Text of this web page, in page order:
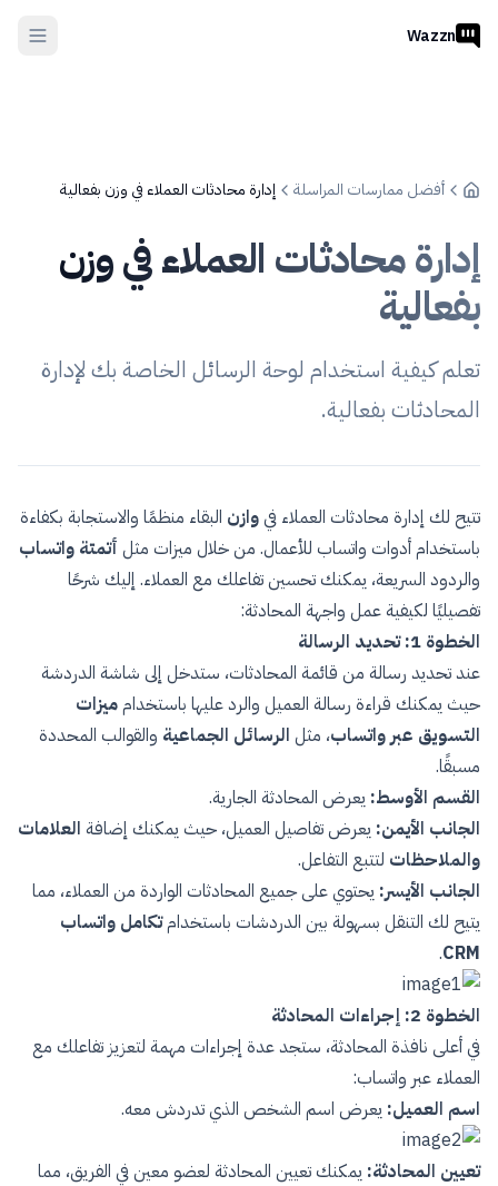
Wazzn
أفضل ممارسات المراسلة إدارة محادثات العملاء في وزن بفعالية
إدارة محادثات العملاء في وزن
بفعالية
تعلم كيفية استخدام لوحة الرسائل الخاصة بك لإدارة
المحادثات بفعالية.
تتيح لك إدارة محادثات العملاء فيوازن البقاء منظمًا والاستجابة بكفاءة
باستخدام أدوات واتساب للأعمال. من خلال ميزات مثل أتمتة واتساب
والردود السريعة، يمكنك تحسين تفاعلك مع العملاء. إليك شرحًا
تفصيليًا لكيفية عمل واجهة المحادثة:
الخطوة 1: تحديد الرسالة
عند تحديد رسالة من قائمة المحادثات، ستدخل إلى شاشة الدردشة
حيث يمكنك قراءة رسالة العميل والرد عليها باستخدامميزات
التسويق عبر واتساب، مثل الرسائل الجماعية والقوالب المحددة
مسبقًا.
القسم الأوسط: يعرض المحادثة الجارية.
الجانب الأيمن: يعرض تفاصيل العميل، حيث يمكنك إضافة العلامات
والملاحظات لتتبع التفاعل.
الجانب الأيسر: يحتوي على جميع المحادثات الواردة من العملاء، مما
يتيح لك التنقل بسهولة بين الدردشات باستخدامتكامل واتساب
CRM
.
الخطوة 2: إجراءات المحادثة
في أعلى نافذة المحادثة، ستجد عدة إجراءات مهمة لتعزيز تفاعلك مع
العملاء عبر واتساب:
اسم العميل: يعرض اسم الشخص الذي تدردش معه.
تعيين المحادثة: يمكنك تعيين المحادثة لعضو معين في الفريق، مما